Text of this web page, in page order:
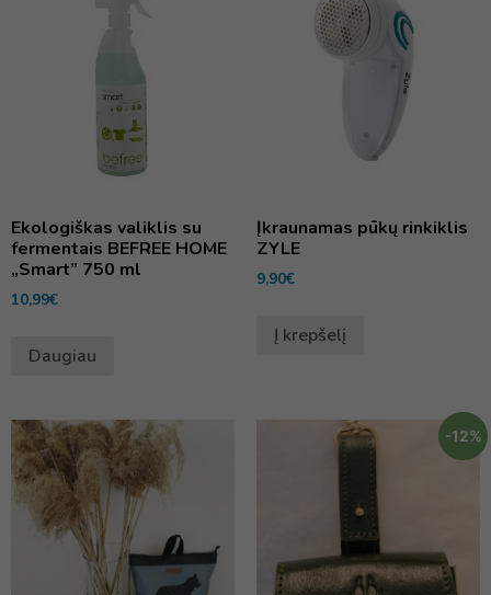
Ekologiškas valiklis su
fermentais BEFREE HOME
„Smart” 750 ml
10,99€
Daugiau
Įkraunamas pūkų rinkiklis
ZYLE
9,90€
Į krepšelį
-12%